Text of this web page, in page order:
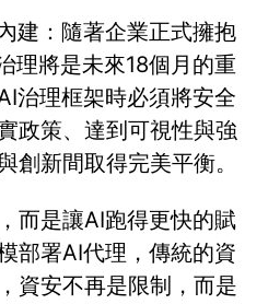
建：隨著企業正式擁抱
理將是未來18個月的重
治理框架時必須將安全
政策、達到可視性與強
創新間取得完美平衡。
而是讓AI跑得更快的賦
部署AI代理，傳統的資
資安不再是限制，而是